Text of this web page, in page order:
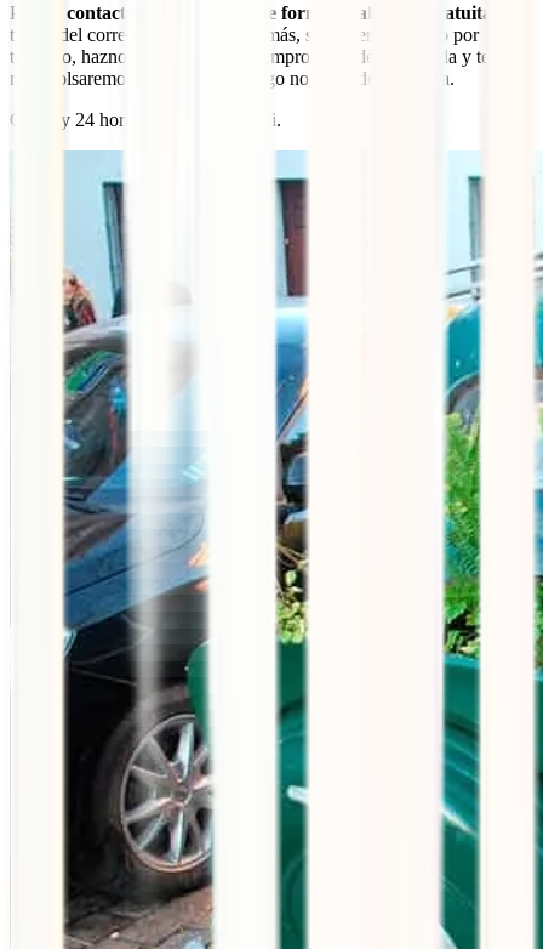
Podrás contactar con nosotros de forma totalmente gratuita
través del correo electrónico. Además, si prefieres hacerlo por
teléfono, haznos llegar luego el comprobante de la llamada y te lo
reembolsaremos para que este cargo no corra de tu cuenta.
Gratis y 24 horas disponible para ti.